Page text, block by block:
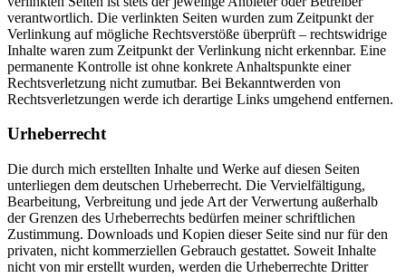
verantwortlich. Die verlinkten Seiten wurden zum Zeitpunkt der
Verlinkung auf mögliche Rechtsverstöße überprüft – rechtswidrige
Inhalte waren zum Zeitpunkt der Verlinkung nicht erkennbar. Eine
permanente Kontrolle ist ohne konkrete Anhaltspunkte einer
Rechtsverletzung nicht zumutbar. Bei Bekanntwerden von
Rechtsverletzungen werde ich derartige Links umgehend entfernen.
Urheberrecht
Die durch mich erstellten Inhalte und Werke auf diesen Seiten
unterliegen dem deutschen Urheberrecht. Die Vervielfältigung,
Bearbeitung, Verbreitung und jede Art der Verwertung außerhalb
der Grenzen des Urheberrechts bedürfen meiner schriftlichen
Zustimmung. Downloads und Kopien dieser Seite sind nur für den
privaten, nicht kommerziellen Gebrauch gestattet. Soweit Inhalte
nicht von mir erstellt wurden, werden die Urheberrechte Dritter